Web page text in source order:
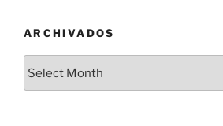
ARCHIVADOS